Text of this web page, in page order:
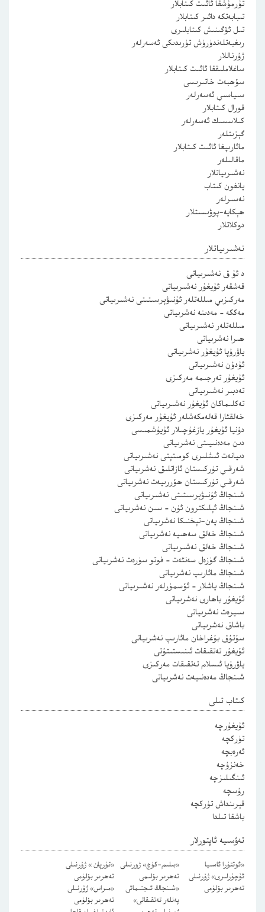
تۇرمۇشقا ئائىت كىتابلار
تىبابەتكە دائىر كىتابلار
تىل ئۆگىنىش كىتابلىرى
رىغبەتلەندۈرۈش تۈرىدىكى ئەسەرلەر
ژۇرناللار
ساغلاملىققا ئائىت كىتابلار
سۆھبەت خاتىرىسى
سىياسىي ئەسەرلەر
قورال كىتابلار
كىلاسسىك ئەسەرلەر
گېزىتلەر
مائارىپغا ئائىت كىتابلار
ماقالىلەر
نەشىرىياتلار
يانفون كىتاب
نەسىرلەر
ھېكايە-پوۋىسىتلار
دوكلاتلار
نەشىرىياتلار
د ئۇ ق نەشىرىياتى
قەشقەر ئۇيغۇر نەشىرىياتى
مەركىزىي مىللەتلەر ئۇنىۋېرسىتىتى نەشىرىياتى
مەككە – مەدىنە نەشرىياتى
مىللەتلەر نەشىرىياتى
ھىرا نەشرىياتى
ياۋرۇپا ئۇيغۇر نەشرىياتى
ئۇدۇن نەشىرىياتى
ئۇيغۇر تەرجىمە مەركىزى
تەدبىر نەشىرىياتى
تەكلىماكان ئۇيغۇر نەشىرىياتى
خەلقئارا قەلەمكەشلەر ئۇيغۇر مەركىزى
دۇنيا ئۇيغۇر يازغۇچىلار ئۇيۇشمىسى
دىن مەدەنىيىتى نەشرىياتى
دىيانەت ئىشلىرى كومىتېتى نەشىرىياتى
شەرقىي تۈركىستان ئازاتلىق نەشرىياتى
شەرقىي تۈركىستان ھۆررىيەت نەشرىياتى
شىنجاڭ ئۇنىۋېرسىتىتى نەشىرىياتى
شىنجاڭ ئېلىكترون ئۈن – سىن نەشرىياتى
شىنجاڭ پەن-تېخنىكا نەشرىياتى
شىنجاڭ خەلق سەھىيە نەشرىياتى
شىنجاڭ خەلق نەشىرىياتى
شىنجاڭ گۈزەل سەنئەت – فوتو سۈرەت نەشرىياتى
شىنجاڭ مائارىپ نەشرىياتى
شىنجاڭ ياشلار – ئۆسمۈرلەر نەشىرىياتى
ئۇيغۇر باھارى نەشرىياتى
سىيرەت نەشرىياتى
باشاق نەشرىياتى
سۇتۇق بۇغراخان مائارىپ نەشرىياتى
ئۇيغۇر تەتقىقات ئىنىستىتۇتى
ياۋرۇپا ئىسلام تەتقىقات مەركىزى
شىنجاڭ مەدەنىيەت نەشرىياتى
كىتاب تىلى
ئۇيغۇرچە
تۈركچە
ئەرەبچە
خەنزۇچە
ئىنگىلىزچە
رۇسچە
قېرىنداش تۈركچە
باشقا تىلدا
تەۋسىيە ئاپتورلار
«ئوتتۇرا ئاسىيا
ئۇچۇرلىرى» ژۇرنىلى
تەھرىر بۆلۈمى
«بىلىم-كۈچ» ژورنىلى
تەھرىر بۆلىمى
«تۇرپان » ژۇرنىلى
تەھرىر بۆلۈمى
«شىنجاڭ ئىجتىمائى
پەنلەر تەتقىقاتى»
«مىراس» ژۇرنىلى
تەھرىر بۆلۈمى